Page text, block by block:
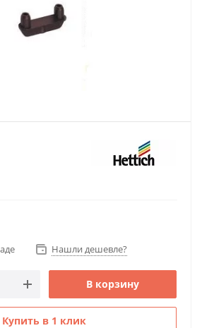
Нашли дешевле?
В корзину
Купить в 1 клик